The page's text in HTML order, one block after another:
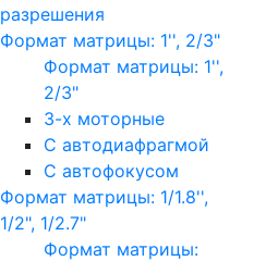
разрешения
Формат матрицы: 1'', 2/3"
Формат матрицы: 1'',
2/3"
3-х моторные
С автодиафрагмой
С автофокусом
Формат матрицы: 1/1.8'',
1/2", 1/2.7"
Формат матрицы: